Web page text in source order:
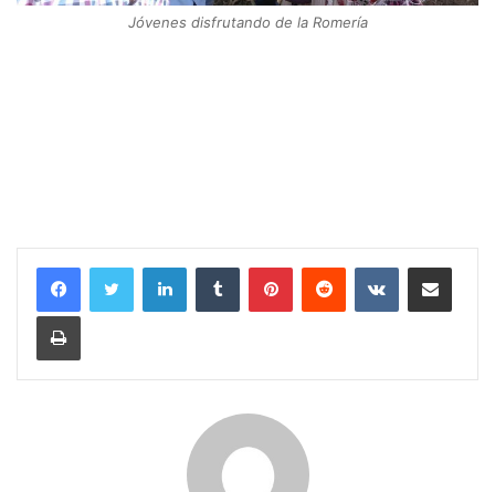
Jóvenes disfrutando de la Romería